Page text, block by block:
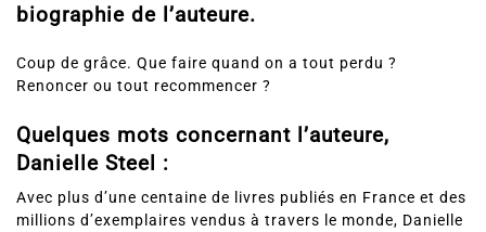
biographie de l’auteure.
Coup de grâce. Que faire quand on a tout perdu ?
Renoncer ou tout recommencer ?
Quelques mots concernant l’auteure,
Danielle Steel :
Avec plus d’une centaine de livres publiés en France et des
millions d’exemplaires vendus à travers le monde, Danielle